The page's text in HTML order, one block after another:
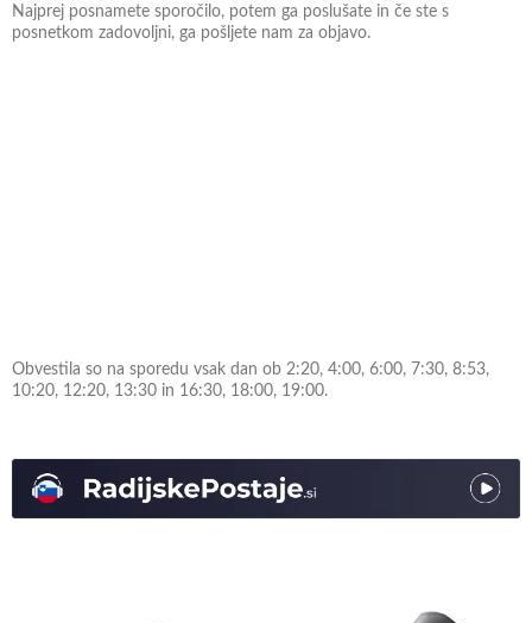
Najprej posnamete sporočilo, potem ga poslušate in če ste s
posnetkom zadovoljni, ga pošljete nam za objavo.
Obvestila so na sporedu vsak dan ob 2:20, 4:00, 6:00, 7:30, 8:53,
10:20, 12:20, 13:30 in 16:30, 18:00, 19:00.